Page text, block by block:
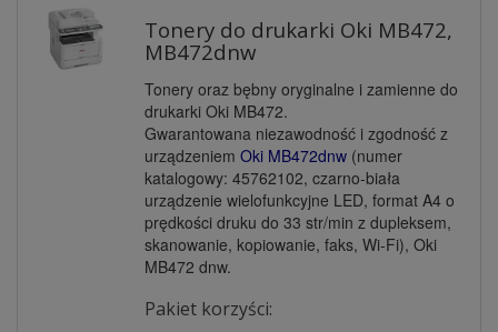
Tonery do drukarki Oki MB472,
MB472dnw
Tonery oraz bębny oryginalne i zamienne do
drukarki Oki MB472.
Gwarantowana niezawodność i zgodność z
urządzeniem Oki MB472dnw (numer
katalogowy: 45762102, czarno-biała
urządzenie wielofunkcyjne LED, format A4 o
prędkości druku do 33 str/min z dupleksem,
skanowanie, kopiowanie, faks, Wi-Fi), Oki
MB472 dnw.
Pakiet korzyści: